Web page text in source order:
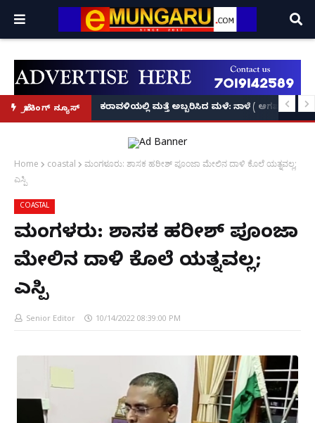
ಬ್ರೇಕಿಂಗ್ ನ್ಯೂಸ್‘ಭಕ್ತ ಪ್ರಹ್ಲಾದ’, ‘ಹೇ ರಾಮ್’!
ಕರಾವಳಿಯಲ್ಲಿ ಮತ್ತೆ ಅಬ್ಬರಿಸಿದ ಮಳೆ: ನಾಳೆ ( ಆಗಷ್ಟ್ 8)
Home coastal
ಮಂಗಳೂರು: ಶಾಸಕ ಹರೀಶ್ ಪೂಂಜಾ ಮೇಲಿನ ದಾಳಿ ಕೊಲೆ ಯತ್ನವಲ್ಲ;
ಎಸ್ಪಿ
COASTAL
ಮಂಗಳೂರು: ಶಾಸಕ ಹರೀಶ್ ಪೂಂಜಾ
ಮೇಲಿನ ದಾಳಿ ಕೊಲೆ ಯತ್ನವಲ್ಲ;
ಎಸ್ಪಿ
Senior Editor 10/14/2022 08:39:00 PM